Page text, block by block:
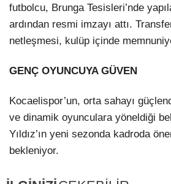
futbolcu, Brunga Tesisleri’nde
ardından resmi imzayı attı.
netleşmesi, kulüp içinde
GENÇ OYUNCUYA GÜVEN
Kocaelispor’un, orta sahayı
ve dinamik oyunculara yöneldiği
Yıldız’ın yeni sezonda kadroda
bekleniyor.